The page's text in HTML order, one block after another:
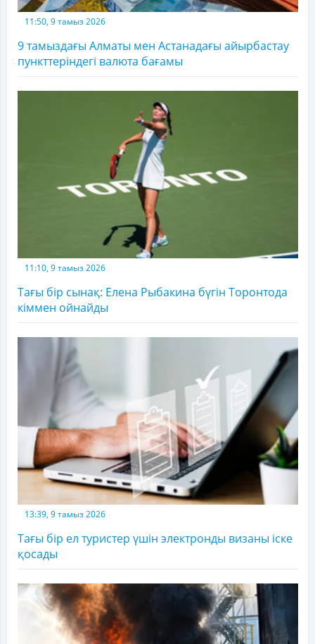
11:50, 9 тамыз 2026
9 тамыздағы Алматы мен Астанадағы айырбастау
пункттеріндегі валюта бағамы
11:10, 9 тамыз 2026
Тағы бір сынақ: Елена Рыбакина бүгін Торонтода
кіммен ойнайды
13:39, 9 тамыз 2026
Тағы бір ел туристер үшін электронды визаны іске
қосады